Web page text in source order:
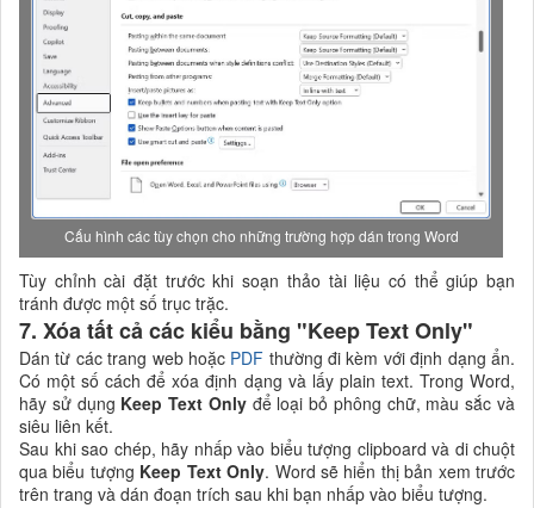
Cấu hình các tùy chọn cho những trường hợp dán trong Word
Tùy chỉnh cài đặt trước khi soạn thảo tài liệu có thể giúp bạn
tránh được một số trục trặc.
7. Xóa tất cả các kiểu bằng "Keep Text Only"
Dán từ các trang web hoặc PDF thường đi kèm với định dạng ẩn.
Có một số cách để xóa định dạng và lấy plain text. Trong Word,
hãy sử dụng Keep Text Onlyđể loại bỏ phông chữ, màu sắc và
siêu liên kết.
Sau khi sao chép, hãy nhấp vào biểu tượng clipboard và di chuột
qua biểu tượng Keep Text Only. Word sẽ hiển thị bản xem trước
trên trang và dán đoạn trích sau khi bạn nhấp vào biểu tượng.